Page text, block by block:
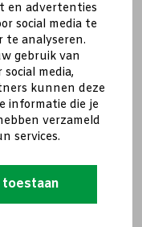
en advertenties
social media te
te analyseren.
gebruik van
media,
kunnen deze
informatie die je
verzameld
services.